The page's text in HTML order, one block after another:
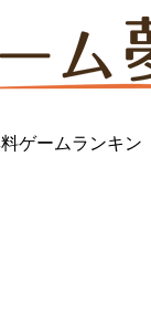
ゲームランキン